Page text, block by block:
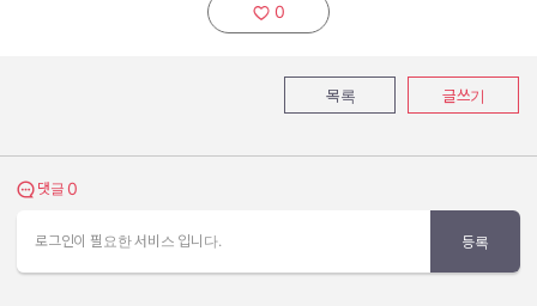
추천하기:
0
목록 글쓰기
댓글 보기
댓글 0
로그인이 필요한 서비스 입니다. 등록